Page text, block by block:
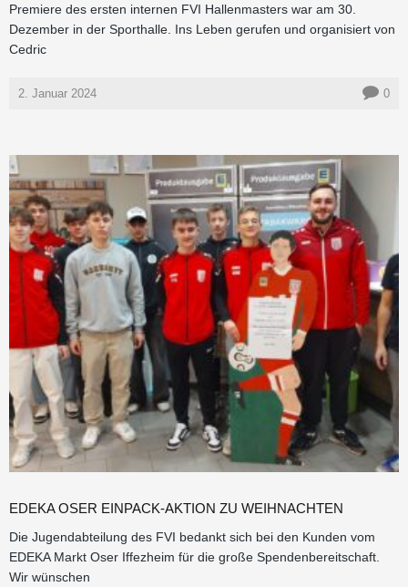
Premiere des ersten internen FVI Hallenmasters war am 30.
Dezember in der Sporthalle. Ins Leben gerufen und organisiert von
Cedric
2. Januar 2024 0
EDEKA OSER EINPACK-AKTION ZU WEIHNACHTEN
Die Jugendabteilung des FVI bedankt sich bei den Kunden vom
EDEKA Markt Oser Iffezheim für die große Spendenbereitschaft.
Wir wünschen